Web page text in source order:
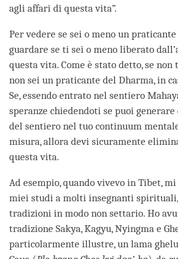
agli affari di questa vita”.
Per vedere se sei o meno un
guardare se ti sei o meno liberato
questa vita. Come è stato detto, se non
non sei un praticante del Dharma, in
Se, essendo entrato nel sentiero
speranze chiedendoti se puoi
del sentiero nel tuo continuum
misura, allora devi sicuramente
questa vita.
Ad esempio, quando vivevo in Tibet,
miei studi a molti insegnanti
tradizioni in modo non settario. Ho
tradizione Sakya, Kagyu, Nyingma e
particolarmente illustre, un lama